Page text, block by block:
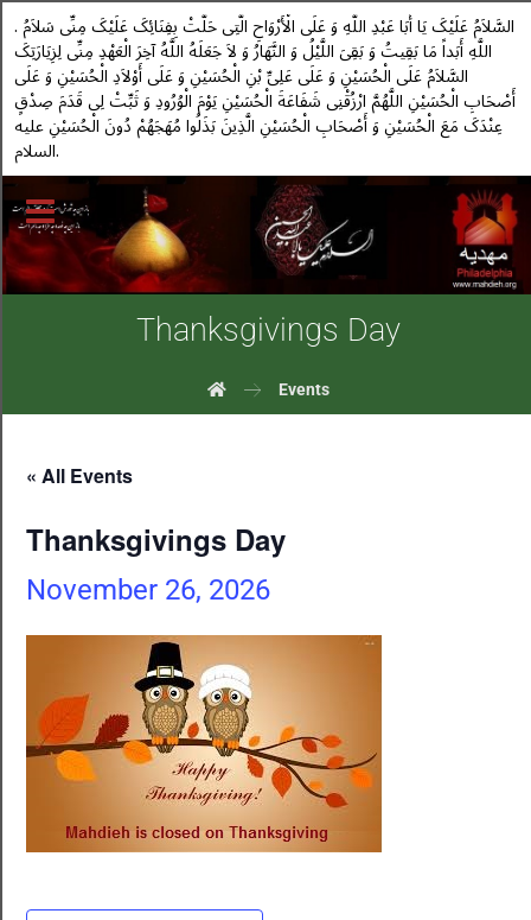
. السَّلاَمُ عَلَیْکَ یَا أَبَا عَبْدِ اللَّهِ وَ عَلَى الْأَرْوَاحِ الَّتِی حَلَّتْ بِفِنَائِکَ عَلَیْکَ مِنِّی سَلاَمُ
اللَّهِ أَبَداً مَا بَقِیتُ وَ بَقِیَ اللَّیْلُ وَ النَّهَارُ وَ لاَ جَعَلَهُ اللَّهُ آخِرَ الْعَهْدِ مِنِّی لِزِیَارَتِکَ
السَّلاَمُ عَلَى الْحُسَیْنِ وَ عَلَى عَلِیِّ بْنِ الْحُسَیْنِ وَ عَلَى أَوْلاَدِ الْحُسَیْنِ وَ عَلَى
أَصْحَابِ الْحُسَیْنِ اللَّهُمَّ ارْزُقْنِی شَفَاعَةَ الْحُسَیْنِ یَوْمَ الْوُرُودِ وَ ثَبِّتْ لِی قَدَمَ صِدْقٍ
عِنْدَکَ مَعَ الْحُسَیْنِ وَ أَصْحَابِ الْحُسَیْنِ الَّذِینَ بَذَلُوا مُهَجَهُمْ دُونَ الْحُسَیْنِ علیه
السلام.
Thanksgivings Day
Events
« All Events
Thanksgivings Day
November 26, 2026